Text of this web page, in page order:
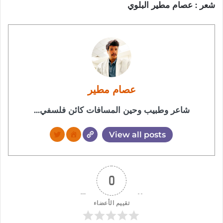
شعر : عصام مطير البلوي
عصام مطير
شاعر وطبيب وحين المسافات كائن فلسفي...
View all posts
0
تقييم الأعضاء